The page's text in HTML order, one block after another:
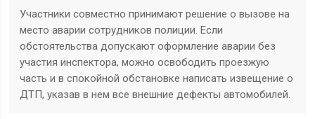
Участники совместно принимают решение о вызове на
место аварии сотрудников полиции. Если
обстоятельства допускают оформление аварии без
участия инспектора, можно освободить проезжую
часть и в спокойной обстановке написать извещение о
ДТП, указав в нем все внешние дефекты автомобилей.